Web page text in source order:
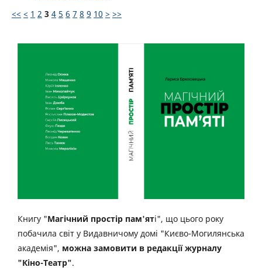
<< < 1 2 3 4 5 6 7 8 9 10 > >>
Книгу "Магічний простір пам'яті", що цього року
побачила світ у Видавничому домі "Києво-Могилянська
академія", можна замовити в редакції журналу
"Кіно-Театр".